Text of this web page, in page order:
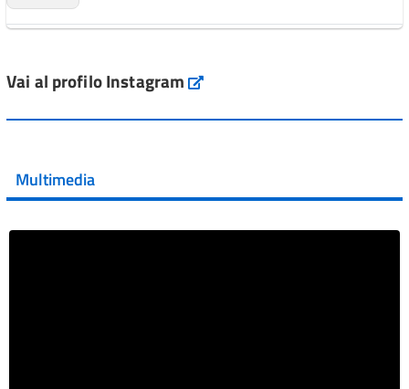
Vai al post →
Vai al post →
Vai al profilo Instagram Instagram
Multimedia